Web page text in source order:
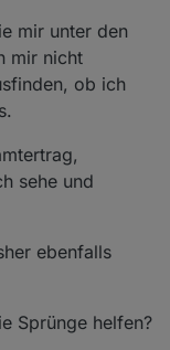
mir unter den
mir nicht
ob ich
sehe und
ebenfalls
Sprünge helfen?